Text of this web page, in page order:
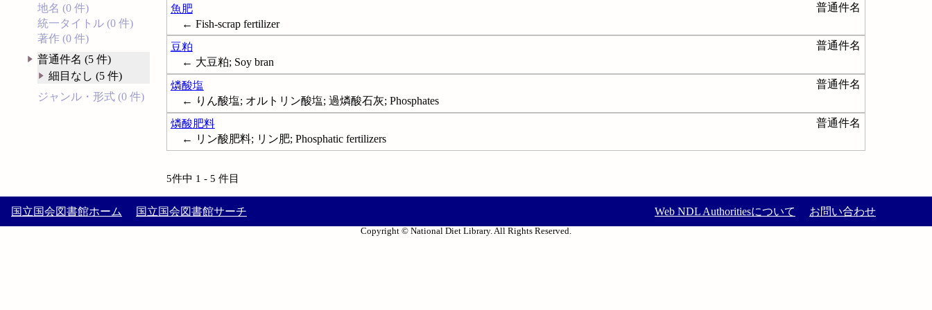
地名 (0 件)
統一タイトル (0 件)
著作 (0 件)
普通件名 (5 件)
細目なし (5 件)
ジャンル・形式 (0 件)
魚肥
普通件名
← Fish-scrap fertilizer
豆粕
普通件名
← 大豆粕; Soy bran
燐酸塩
普通件名
← りん酸塩; オルトリン酸塩; 過燐酸石灰; Phosphates
燐酸肥料
普通件名
← リン酸肥料; リン肥; Phosphatic fertilizers
5件中 1 - 5 件目
国立国会図書館ホーム 国立国会図書館サーチ Web NDL Authoritiesについて お問い合わせ
Copyright © National Diet Library. All Rights Reserved.